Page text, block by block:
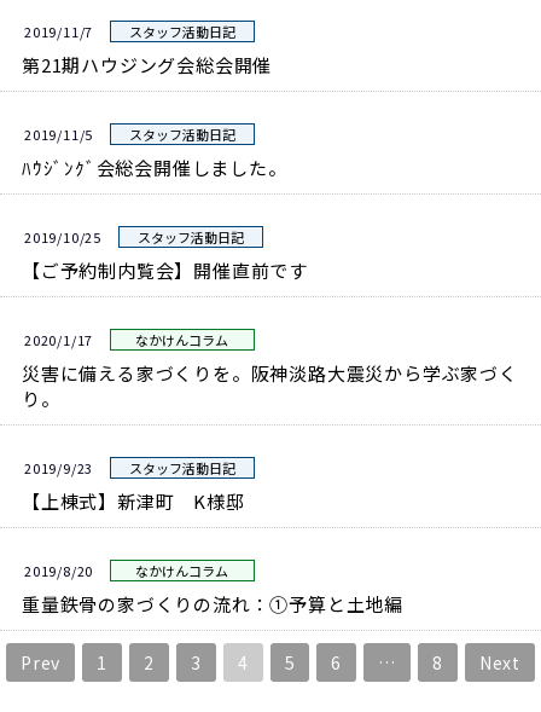
2019/11/7 スタッフ活動日記
第21期ハウジング会総会開催
2019/11/5 スタッフ活動日記
ﾊｳｼﾞﾝｸﾞ会総会開催しました。
2019/10/25 スタッフ活動日記
【ご予約制内覧会】開催直前です
2020/1/17 なかけんコラム
災害に備える家づくりを。阪神淡路大震災から学ぶ家づく
り。
2019/9/23 スタッフ活動日記
【上棟式】新津町 K様邸
2019/8/20 なかけんコラム
重量鉄骨の家づくりの流れ：①予算と土地編
Prev 1 2 3 4 5 6 … 8 Next